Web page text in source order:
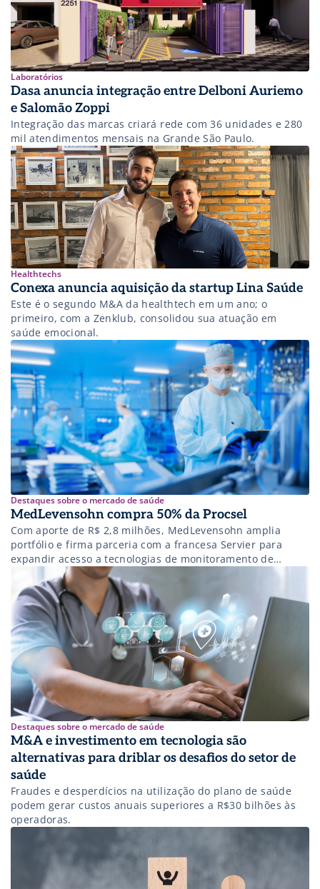
Laboratórios
Dasa anuncia integração entre Delboni Auriemo
e Salomão Zoppi
Integração das marcas criará rede com 36 unidades e 280
mil atendimentos mensais na Grande São Paulo.
Healthtechs
Conexa anuncia aquisição da startup Lina Saúde
Este é o segundo M&A da healthtech em um ano; o
primeiro, com a Zenklub, consolidou sua atuação em
saúde emocional.
Destaques sobre o mercado de saúde
MedLevensohn compra 50% da Procsel
Com aporte de R$ 2,8 milhões, MedLevensohn amplia
portfólio e firma parceria com a francesa Servier para
expandir acesso a tecnologias de monitoramento de
saúde, entenda mais sobre o investimento!
Destaques sobre o mercado de saúde
M&A e investimento em tecnologia são
alternativas para driblar os desafios do setor de
saúde
Fraudes e desperdícios na utilização do plano de saúde
podem gerar custos anuais superiores a R$30 bilhões às
operadoras.